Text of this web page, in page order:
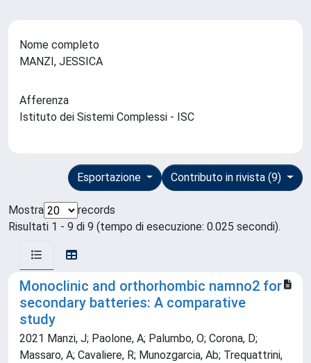
Nome completo
MANZI, JESSICA
Afferenza
Istituto dei Sistemi Complessi - ISC
Contributo in rivista (9)
Esportazione
Mostra
records
Risultati 1 - 9 di 9 (tempo di esecuzione: 0.025 secondi).
Monoclinic and orthorhombic namno2 for
secondary batteries: A comparative
study
2021 Manzi, J; Paolone, A; Palumbo, O; Corona, D;
Massaro, A; Cavaliere, R; Munozgarcia, Ab; Trequattrini,